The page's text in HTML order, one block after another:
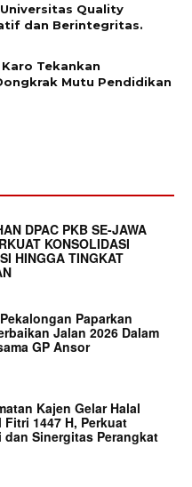
Quality
dan Berintegritas.
Tekankan
Mutu Pendidikan
DPAC PKB SE-JAWA
KONSOLIDASI
HINGGA TINGKAT
Paparkan
Jalan 2026 Dalam
GP Ansor
Kajen Gelar Halal
1447 H, Perkuat
dan Sinergitas Perangkat